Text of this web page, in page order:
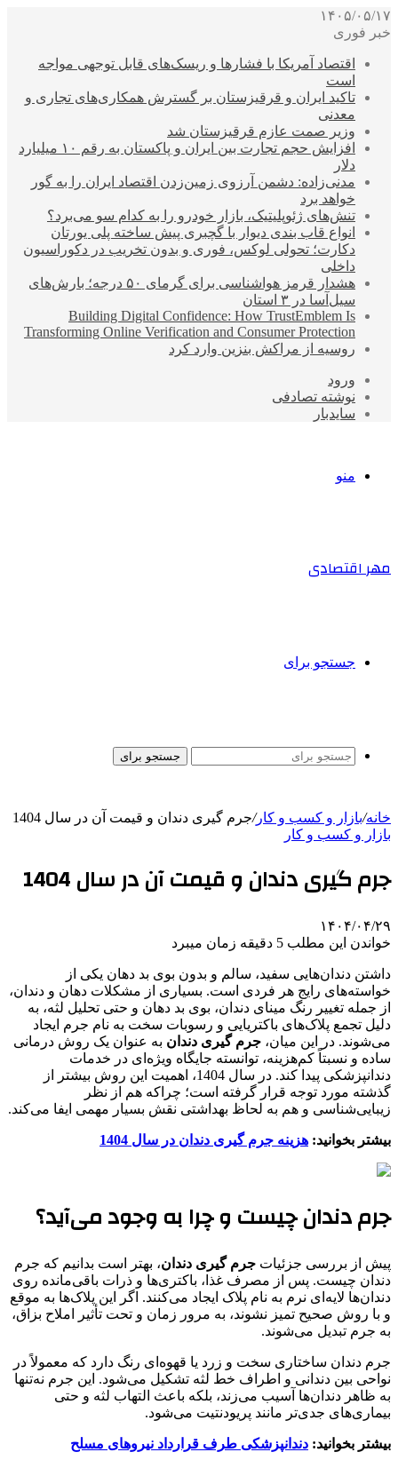
۱۴۰۵/۰۵/۱۷
خبر فوری
اقتصاد آمریکا با فشارها و ریسک‌های قابل توجهی مواجه
است
تاکید ایران و قرقیزستان بر گسترش همکاری‌های تجاری و
معدنی
وزیر صمت عازم قرقیزستان شد
افزایش حجم تجارت بین ایران و پاکستان به رقم ۱۰ میلیارد
دلار
مدنی‌زاده: دشمن آرزوی زمین‌زدن اقتصاد ایران را به گور
خواهد برد
تنش‌های ژئوپلیتیک، بازار خودرو را به کدام سو می‌برد؟
انواع قاب بندی دیوار با گچبری پیش ساخته پلی یورتان
دکارت؛ تحولی لوکس، فوری و بدون تخریب در دکوراسیون
داخلی
هشدار قرمز هواشناسی برای گرمای ۵۰ درجه؛ بارش‌های
سیل‌آسا در ۳ استان
Building Digital Confidence: How TrustEmblem Is
Transforming Online Verification and Consumer Protection
روسیه از مراکش بنزین وارد کرد
ورود
نوشته تصادفی
سایدبار
منو
مهر اقتصادی
جستجو برای
جستجو برای
خانه/بازار و کسب و کار/جرم گیری دندان و قیمت آن در سال 1404
بازار و کسب و کار
جرم گیری دندان و قیمت آن در سال 1404
۱۴۰۴/۰۴/۲۹
خواندن این مطلب 5 دقیقه زمان میبرد
داشتن دندان‌هایی سفید، سالم و بدون بوی بد دهان یکی از
خواسته‌های رایج هر فردی است. بسیاری از مشکلات دهان و دندان،
از جمله تغییر رنگ مینای دندان، بوی بد دهان و حتی تحلیل لثه، به
دلیل تجمع پلاک‌های باکتریایی و رسوبات سخت به نام جرم ایجاد
می‌شوند. در این میان، جرم گیری دندان به عنوان یک روش درمانی
ساده و نسبتاً کم‌هزینه، توانسته جایگاه ویژه‌ای در خدمات
دندانپزشکی پیدا کند. در سال 1404، اهمیت این روش بیشتر از
گذشته مورد توجه قرار گرفته است؛ چراکه هم از نظر
زیبایی‌شناسی و هم به لحاظ بهداشتی نقش بسیار مهمی ایفا می‌کند.
بیشتر بخوانید: هزینه جرم گیری دندان در سال 1404
جرم دندان چیست و چرا به وجود می‌آید؟
پیش از بررسی جزئیات جرم گیری دندان، بهتر است بدانیم که جرم
دندان چیست. پس از مصرف غذا، باکتری‌ها و ذرات باقی‌مانده روی
دندان‌ها لایه‌ای نرم به نام پلاک ایجاد می‌کنند. اگر این پلاک‌ها به موقع
و با روش صحیح تمیز نشوند، به مرور زمان و تحت تأثیر املاح بزاق،
به جرم تبدیل می‌شوند.
جرم دندان ساختاری سخت و زرد یا قهوه‌ای رنگ دارد که معمولاً در
نواحی بین دندانی و اطراف خط لثه تشکیل می‌شود. این جرم نه‌تنها
به ظاهر دندان‌ها آسیب می‌زند، بلکه باعث التهاب لثه و حتی
بیماری‌های جدی‌تر مانند پریودنتیت می‌شود.
بیشتر بخوانید: دندانپزشکی طرف قرارداد نیروهای مسلح